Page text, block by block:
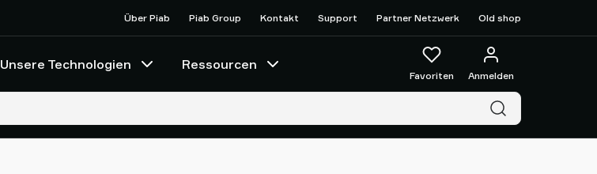
Über Piab Piab Group Kontakt Support Partner Netzwerk Old shop
Unsere Technologien Ressourcen
Favoriten Anmelden